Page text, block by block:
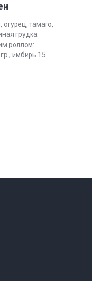
тамаго,
грудка.
роллом:
имбирь 15